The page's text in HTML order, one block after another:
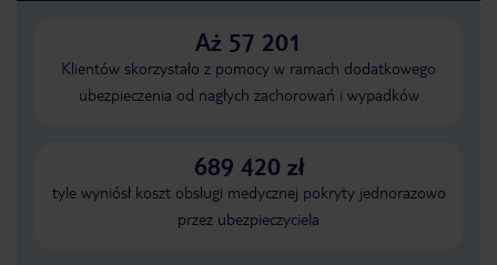
Aż 57 201
Klientów skorzystało z pomocy w ramach dodatkowego
ubezpieczenia od nagłych zachorowań i wypadków
689 420 zł
tyle wyniósł koszt obsługi medycznej pokryty jednorazowo
przez ubezpieczyciela